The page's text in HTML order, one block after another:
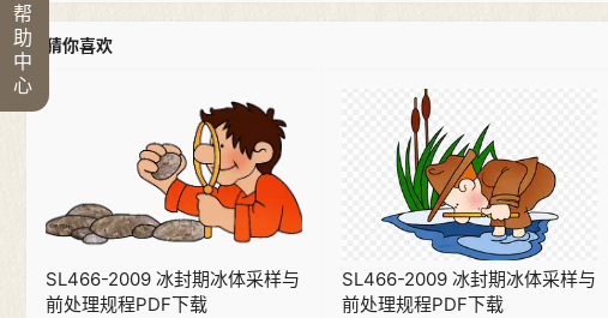
帮
助
中
心
猜你喜欢
SL466-2009 冰封期冰体采样与
前处理规程PDF下载
SL466-2009 冰封期冰体采样与
前处理规程PDF下载